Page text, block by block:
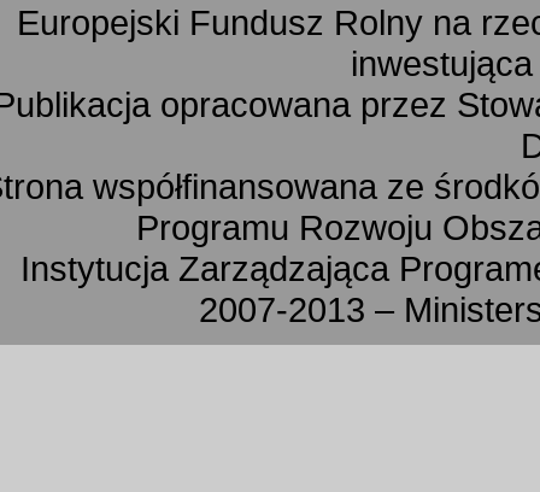
Europejski Fundusz Rolny na
opracowana przez
współfinansowana ze
Programu Rozwoju
Instytucja Zarządzająca
2007-2013 –